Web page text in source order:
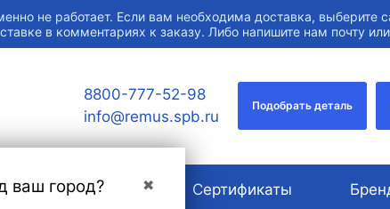
не работает. Если вам необходима доставка,
в комментариях к заказу. Либо напишите нам почту
✖
ваш город?
8800-777-52-98
info@remus.spb.ru
Подобрать деталь
О компании Сертификаты